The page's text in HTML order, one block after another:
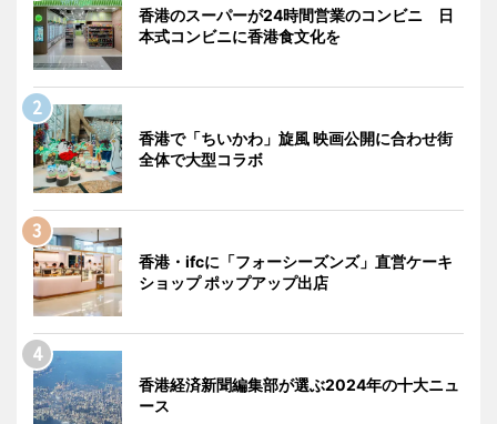
香港のスーパーが24時間営業のコンビニ 日
本式コンビニに香港食文化を
香港で「ちいかわ」旋風 映画公開に合わせ街
全体で大型コラボ
香港・ifcに「フォーシーズンズ」直営ケーキ
ショップ ポップアップ出店
香港経済新聞編集部が選ぶ2024年の十大ニュ
ース